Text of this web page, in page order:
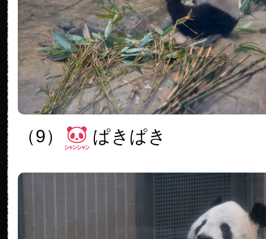
（9） ぱきぱき